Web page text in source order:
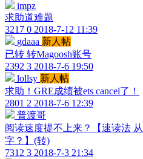
impz
求助道难题
3217 0 2018-7-12 11:39
gdaaa 新人帖
已转 转Magoosh账号
2392 3 2018-7-6 19:50
lollsy 新人帖
求助！GRE成绩被ets cancel了！
2801 2 2018-7-6 12:39
普渡哥
阅读速度提不上来？【速读法
字？】(转)
7312 3 2018-7-3 21:34